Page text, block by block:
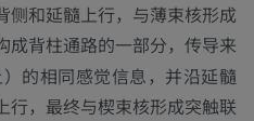
侧和延髓上行，与薄束核形成
成背柱通路的一部分，传导来
的相同感觉信息，并沿延髓
，最终与楔束核形成突触联